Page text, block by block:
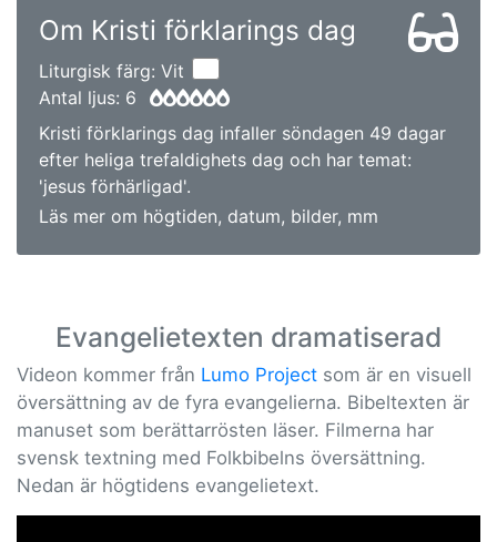
Om Kristi förklarings dag
Liturgisk färg: Vit
Antal ljus: 6
Kristi förklarings dag infaller söndagen 49 dagar
efter heliga trefaldighets dag och har temat:
'jesus förhärligad'.
Läs mer om högtiden, datum, bilder, mm
Evangelietexten dramatiserad
Videon kommer från Lumo Project som är en visuell
översättning av de fyra evangelierna. Bibeltexten är
manuset som berättarrösten läser. Filmerna har
svensk textning med Folkbibelns översättning.
Nedan är högtidens evangelietext.